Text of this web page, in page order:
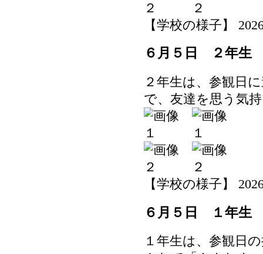
【学校の様子】
６月５日 ２年生
２年生は、参観日
で、友達を思う気
【学校の様子】
６月５日 １年生
１年生は、参観日